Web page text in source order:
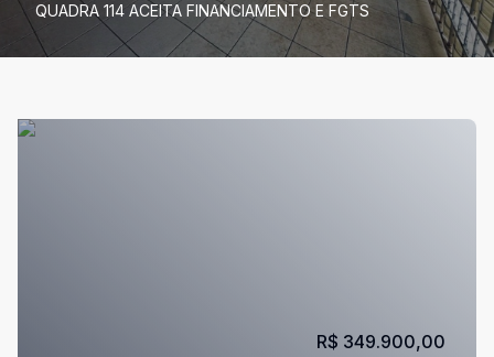
QUADRA 114 ACEITA FINANCIAMENTO E FGTS
R$ 349.900,00